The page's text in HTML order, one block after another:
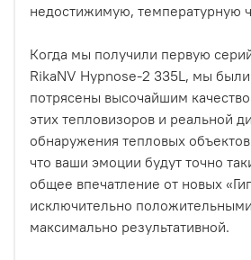
недостижимую, температурную
Когда мы получили первую
RikaNV Hypnose-2 335L, мы были
потрясены высочайшим
этих тепловизоров и реальной
обнаружения тепловых
что ваши эмоции будут точно
общее впечатление от новых
исключительно
максимально результативной.